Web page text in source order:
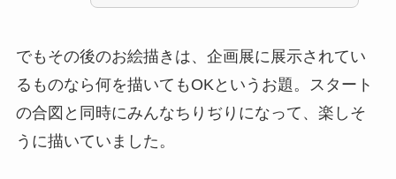
でもその後のお絵描きは、企画展に展示されてい
るものなら何を描いてもOKというお題。スタート
の合図と同時にみんなちりぢりになって、楽しそ
うに描いていました。